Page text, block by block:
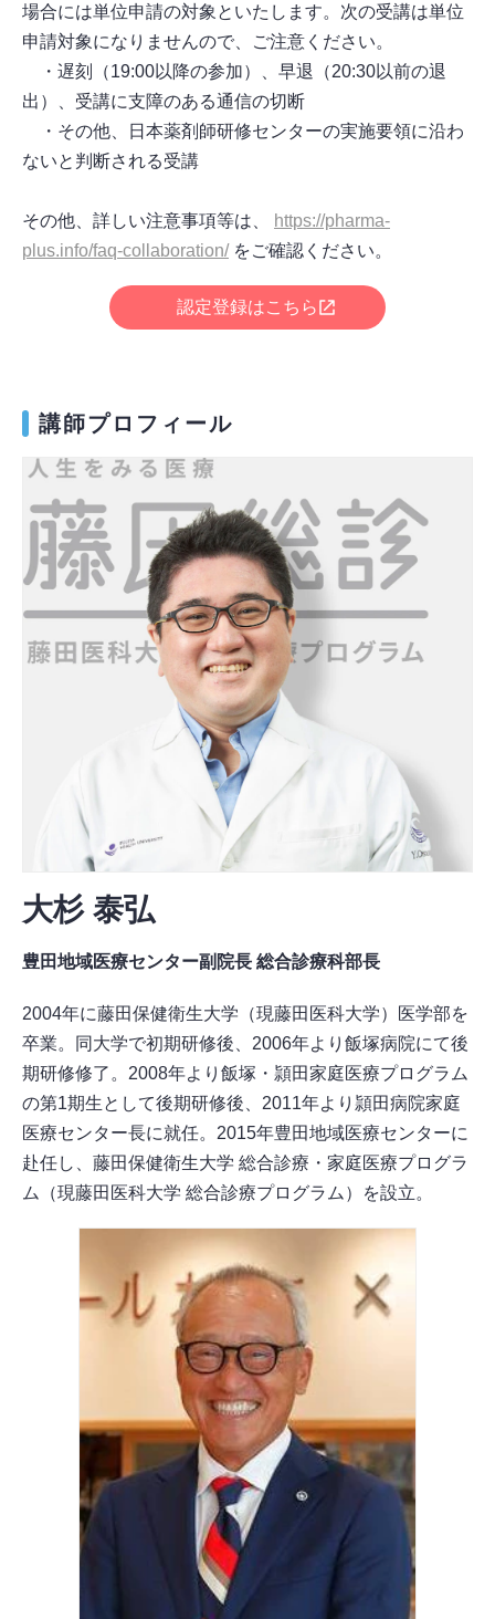
場合には単位申請の対象といたします。次の受講は単位
申請対象になりませんので、ご注意ください。
・遅刻（19:00以降の参加）、早退（20:30以前の退
出）、受講に支障のある通信の切断
・その他、日本薬剤師研修センターの実施要領に沿わ
ないと判断される受講
その他、詳しい注意事項等は、
https://pharma-
plus.info/faq-collaboration/をご確認ください。
認定登録はこちら
講師プロフィール
大杉 泰弘
豊田地域医療センター副院長 総合診療科部長
2004年に藤田保健衛生大学（現藤田医科大学）医学部を
卒業。同大学で初期研修後、2006年より飯塚病院にて後
期研修修了。2008年より飯塚・頴田家庭医療プログラム
の第1期生として後期研修後、2011年より頴田病院家庭
医療センター長に就任。2015年豊田地域医療センターに
赴任し、藤田保健衛生大学 総合診療・家庭医療プログラ
ム（現藤田医科大学 総合診療プログラム）を設立。